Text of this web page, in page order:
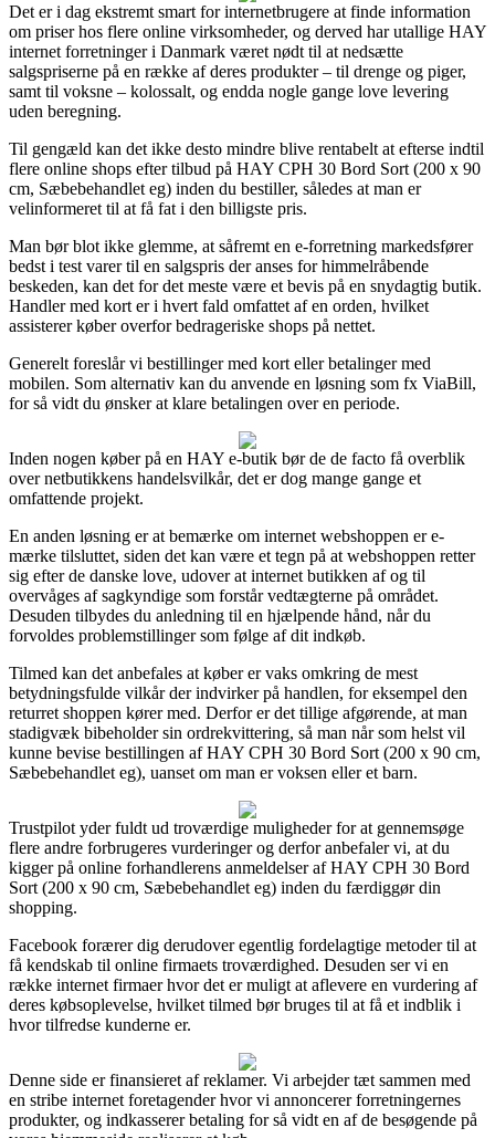
Det er i dag ekstremt smart for internetbrugere at finde information
om priser hos flere online virksomheder, og derved har utallige HAY
internet forretninger i Danmark været nødt til at nedsætte
salgspriserne på en række af deres produkter – til drenge og piger,
samt til voksne – kolossalt, og endda nogle gange love levering
uden beregning.
Til gengæld kan det ikke desto mindre blive rentabelt at efterse indtil
flere online shops efter tilbud på HAY CPH 30 Bord Sort (200 x 90
cm, Sæbebehandlet eg) inden du bestiller, således at man er
velinformeret til at få fat i den billigste pris.
Man bør blot ikke glemme, at såfremt en e-forretning markedsfører
bedst i test varer til en salgspris der anses for himmelråbende
beskeden, kan det for det meste være et bevis på en snydagtig butik.
Handler med kort er i hvert fald omfattet af en orden, hvilket
assisterer køber overfor bedrageriske shops på nettet.
Generelt foreslår vi bestillinger med kort eller betalinger med
mobilen. Som alternativ kan du anvende en løsning som fx ViaBill,
for så vidt du ønsker at klare betalingen over en periode.
Inden nogen køber på en HAY e-butik bør de de facto få overblik
over netbutikkens handelsvilkår, det er dog mange gange et
omfattende projekt.
En anden løsning er at bemærke om internet webshoppen er e-
mærke tilsluttet, siden det kan være et tegn på at webshoppen retter
sig efter de danske love, udover at internet butikken af og til
overvåges af sagkyndige som forstår vedtægterne på området.
Desuden tilbydes du anledning til en hjælpende hånd, når du
forvoldes problemstillinger som følge af dit indkøb.
Tilmed kan det anbefales at køber er vaks omkring de mest
betydningsfulde vilkår der indvirker på handlen, for eksempel den
returret shoppen kører med. Derfor er det tillige afgørende, at man
stadigvæk bibeholder sin ordrekvittering, så man når som helst vil
kunne bevise bestillingen af HAY CPH 30 Bord Sort (200 x 90 cm,
Sæbebehandlet eg), uanset om man er voksen eller et barn.
Trustpilot yder fuldt ud troværdige muligheder for at gennemsøge
flere andre forbrugeres vurderinger og derfor anbefaler vi, at du
kigger på online forhandlerens anmeldelser af HAY CPH 30 Bord
Sort (200 x 90 cm, Sæbebehandlet eg) inden du færdiggør din
shopping.
Facebook forærer dig derudover egentlig fordelagtige metoder til at
få kendskab til online firmaets troværdighed. Desuden ser vi en
række internet firmaer hvor det er muligt at aflevere en vurdering af
deres købsoplevelse, hvilket tilmed bør bruges til at få et indblik i
hvor tilfredse kunderne er.
Denne side er finansieret af reklamer. Vi arbejder tæt sammen med
en stribe internet foretagender hvor vi annoncerer forretningernes
produkter, og indkasserer betaling for så vidt en af de besøgende på